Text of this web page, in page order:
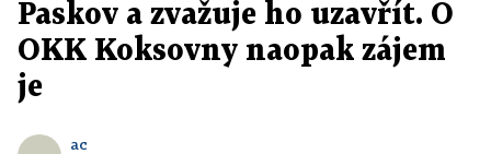
Paskov a zvažuje ho uzavřít. O
OKK Koksovny naopak zájem
je
ac